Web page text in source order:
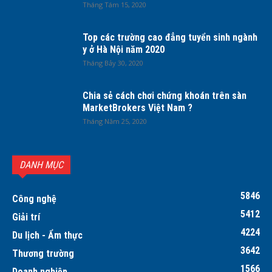
Tháng Tám 15, 2020
Top các trường cao đẳng tuyển sinh ngành
y ở Hà Nội năm 2020
Tháng Bảy 30, 2020
Chia sẻ cách chơi chứng khoán trên sàn
MarketBrokers Việt Nam ?
Tháng Năm 25, 2020
DANH MỤC
Công nghệ
5846
Giải trí
5412
Du lịch - Ẩm thực
4224
Thương trường
3642
1566